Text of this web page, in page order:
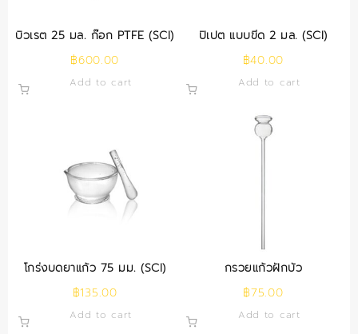
บิวเรต 25 มล. ก๊อก PTFE (SCI)
฿600.00
Add to cart
ปิเปต แบบขีด 2 มล. (SCI)
฿40.00
Add to cart
โกร่งบดยาแก้ว 75 มม. (SCI)
฿135.00
Add to cart
กรวยแก้วฝักบัว
฿75.00
Add to cart